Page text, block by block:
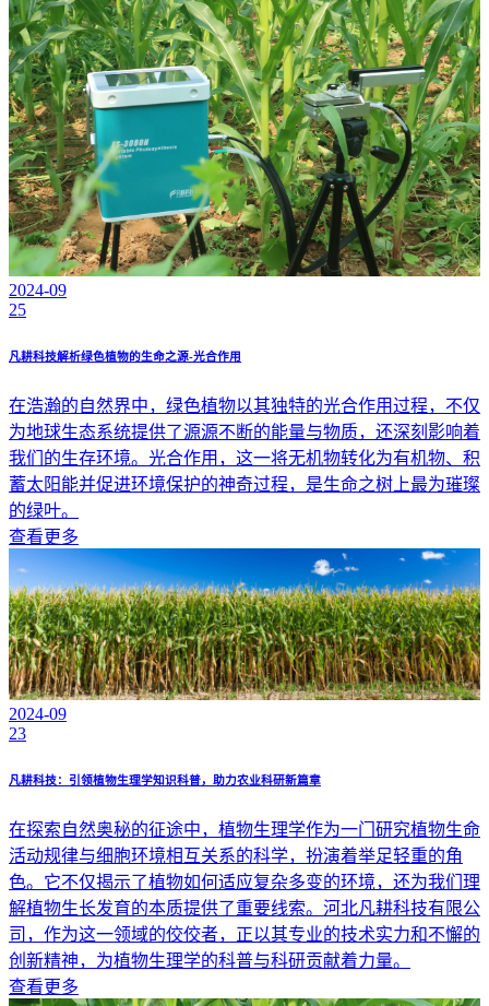
2024-09
25
凡耕科技解析绿色植物的生命之源-光合作用
在浩瀚的自然界中，绿色植物以其独特的光合作用过程，不仅
为地球生态系统提供了源源不断的能量与物质，还深刻影响着
我们的生存环境。光合作用，这一将无机物转化为有机物、积
蓄太阳能并促进环境保护的神奇过程，是生命之树上最为璀璨
的绿叶。
查看更多
2024-09
23
凡耕科技：引领植物生理学知识科普，助力农业科研新篇章
在探索自然奥秘的征途中，植物生理学作为一门研究植物生命
活动规律与细胞环境相互关系的科学，扮演着举足轻重的角
色。它不仅揭示了植物如何适应复杂多变的环境，还为我们理
解植物生长发育的本质提供了重要线索。河北凡耕科技有限公
司，作为这一领域的佼佼者，正以其专业的技术实力和不懈的
创新精神，为植物生理学的科普与科研贡献着力量。
查看更多